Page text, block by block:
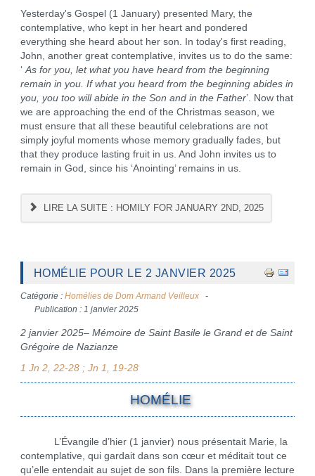
Yesterday's Gospel (1 January) presented Mary, the
contemplative, who kept in her heart and pondered
everything she heard about her son. In today's first reading,
John, another great contemplative, invites us to do the same:
‘As for you, let what you have heard from the beginning
remain in you. If what you heard from the beginning abides in
you, you too will abide in the Son and in the Father’. Now that
we are approaching the end of the Christmas season, we
must ensure that all these beautiful celebrations are not
simply joyful moments whose memory gradually fades, but
that they produce lasting fruit in us. And John invites us to
remain in God, since his ‘Anointing’ remains in us.
LIRE LA SUITE : HOMILY FOR JANUARY 2ND, 2025
HOMÉLIE POUR LE 2 JANVIER 2025
Catégorie : Homélies de Dom Armand Veilleux
Publication : 1 janvier 2025
2 janvier 2025– Mémoire de Saint Basile le Grand et de Saint
Grégoire de Nazianze
1 Jn 2, 22-28 ; Jn 1, 19-28
HOMÉLIE
L’Évangile d’hier (1 janvier) nous présentait Marie, la
contemplative, qui gardait dans son cœur et méditait tout ce
qu’elle entendait au sujet de son fils. Dans la première lecture